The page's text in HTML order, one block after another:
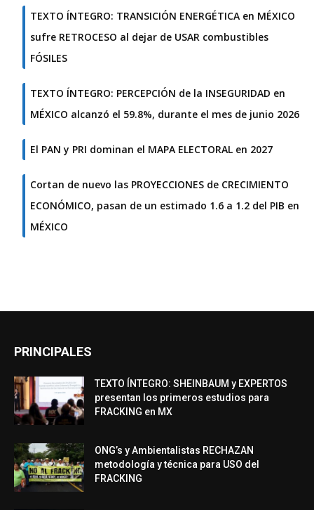
TEXTO ÍNTEGRO: TRANSICIÓN ENERGÉTICA en MÉXICO
sufre RETROCESO al dejar de USAR combustibles
FÓSILES
TEXTO ÍNTEGRO: PERCEPCIÓN de la INSEGURIDAD en
MÉXICO alcanzó el 59.8%, durante el mes de junio 2026
El PAN y PRI dominan el MAPA ELECTORAL en 2027
Cortan de nuevo las PROYECCIONES de CRECIMIENTO
ECONÓMICO, pasan de un estimado 1.6 a 1.2 del PIB en
MÉXICO
PRINCIPALES
TEXTO ÍNTEGRO: SHEINBAUM y EXPERTOS
presentan los primeros estudios para
FRACKING en MX
ONG’s y Ambientalistas RECHAZAN
metodología y técnica para USO del
FRACKING